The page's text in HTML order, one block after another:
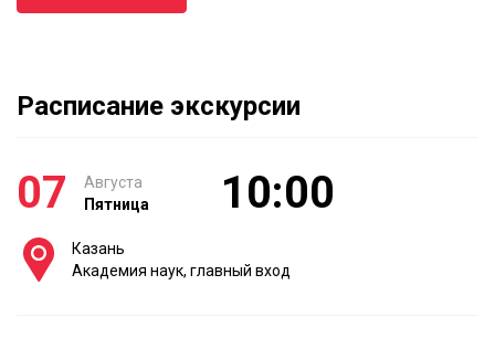
Расписание экскурсии
07
Августа
Пятница
10:00
Казань
Академия наук, главный вход